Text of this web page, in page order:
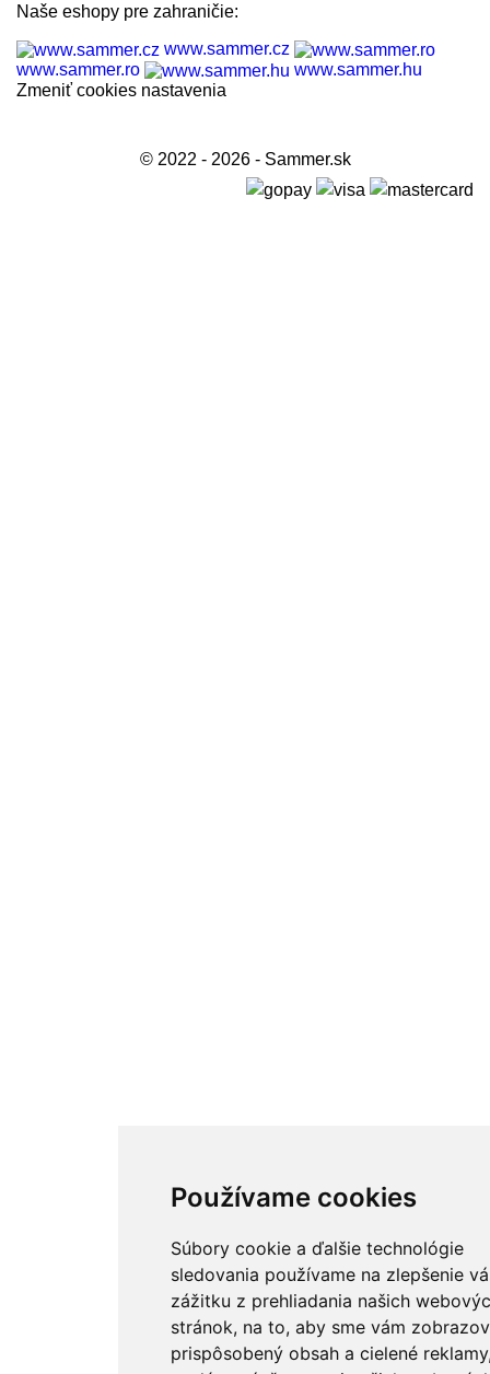
Používame cookies
Súbory cookie a ďalšie technológie
sledovania používame na zlepšenie
zážitku z prehliadania našich
stránok, na to, aby sme vám
prispôsobený obsah a cielené
Naše eshopy pre zahraničie:
www.sammer.cz
www.sammer.ro
www.sammer.hu
Zmeniť cookies nastavenia
© 2022 - 2026 - Sammer.sk